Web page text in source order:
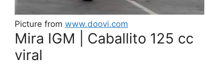
Picture from www.doovi.com
Mira IGM | Caballito 125 cc
viral